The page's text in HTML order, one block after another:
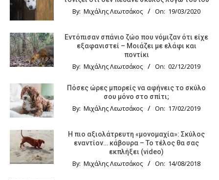
By: Μιχάλης Λεωτσάκος On: 19/03/2020
Εντόπισαν σπάνιο ζώο που νόμιζαν ότι είχε
εξαφανιστεί – Μοιάζει με ελάφι και
ποντίκι
By: Μιχάλης Λεωτσάκος On: 02/12/2019
Πόσες ώρες μπορείς να αφήνεις το σκύλο
σου μόνο στο σπίτι;
By: Μιχάλης Λεωτσάκος On: 17/02/2019
Η πιο αξιολάτρευτη «μονομαχία»: Σκύλος
εναντίον… κάβουρα – Το τέλος θα σας
εκπλήξει (video)
By: Μιχάλης Λεωτσάκος On: 14/08/2018